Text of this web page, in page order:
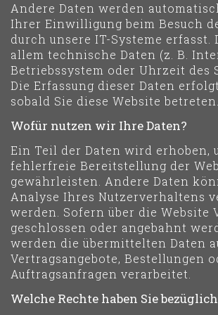
Andere Daten werden
Ihrer Einwilligung beim Besuch
durch unsere IT-Systeme erfasst.
allem technische Daten (z. B.
Betriebssystem oder Uhrzeit des
Die Erfassung dieser Daten
sobald Sie diese Website betreten.
Wofür nutzen wir Ihre Daten?
Ein Teil der Daten wird erhoben,
fehlerfreie Bereitstellung der
gewährleisten. Andere Daten
Analyse Ihres Nutzerverhaltens
werden. Sofern über die Website
geschlossen oder angebahnt
werden die übermittelten Daten
Vertragsangebote, Bestellungen
Auftragsanfragen verarbeitet.
Welche Rechte haben Sie